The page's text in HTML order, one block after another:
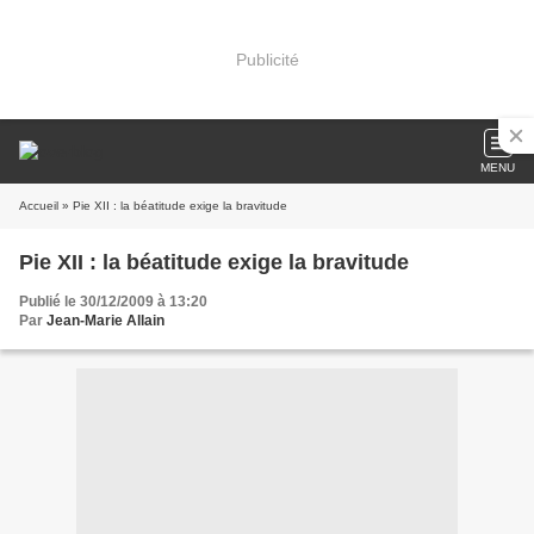
Publicité
MENU
Accueil » Pie XII : la béatitude exige la bravitude
Pie XII : la béatitude exige la bravitude
Publié le 30/12/2009 à 13:20
Par Jean-Marie Allain